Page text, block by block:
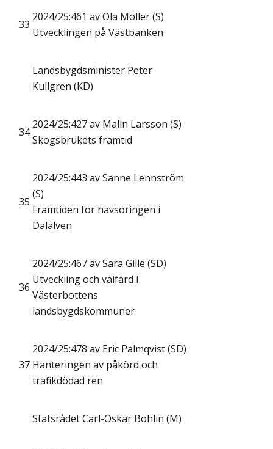
33
2024/25:461 av Ola Möller (S)
Utvecklingen på Västbanken
Landsbygdsminister Peter
Kullgren (KD)
34
2024/25:427 av Malin Larsson (S)
Skogsbrukets framtid
35
2024/25:443 av Sanne Lennström
(S)
Framtiden för havsöringen i
Dalälven
36
2024/25:467 av Sara Gille (SD)
Utveckling och välfärd i
Västerbottens
landsbygdskommuner
37
2024/25:478 av Eric Palmqvist (SD)
Hanteringen av påkörd och
trafikdödad ren
Statsrådet Carl-Oskar Bohlin (M)